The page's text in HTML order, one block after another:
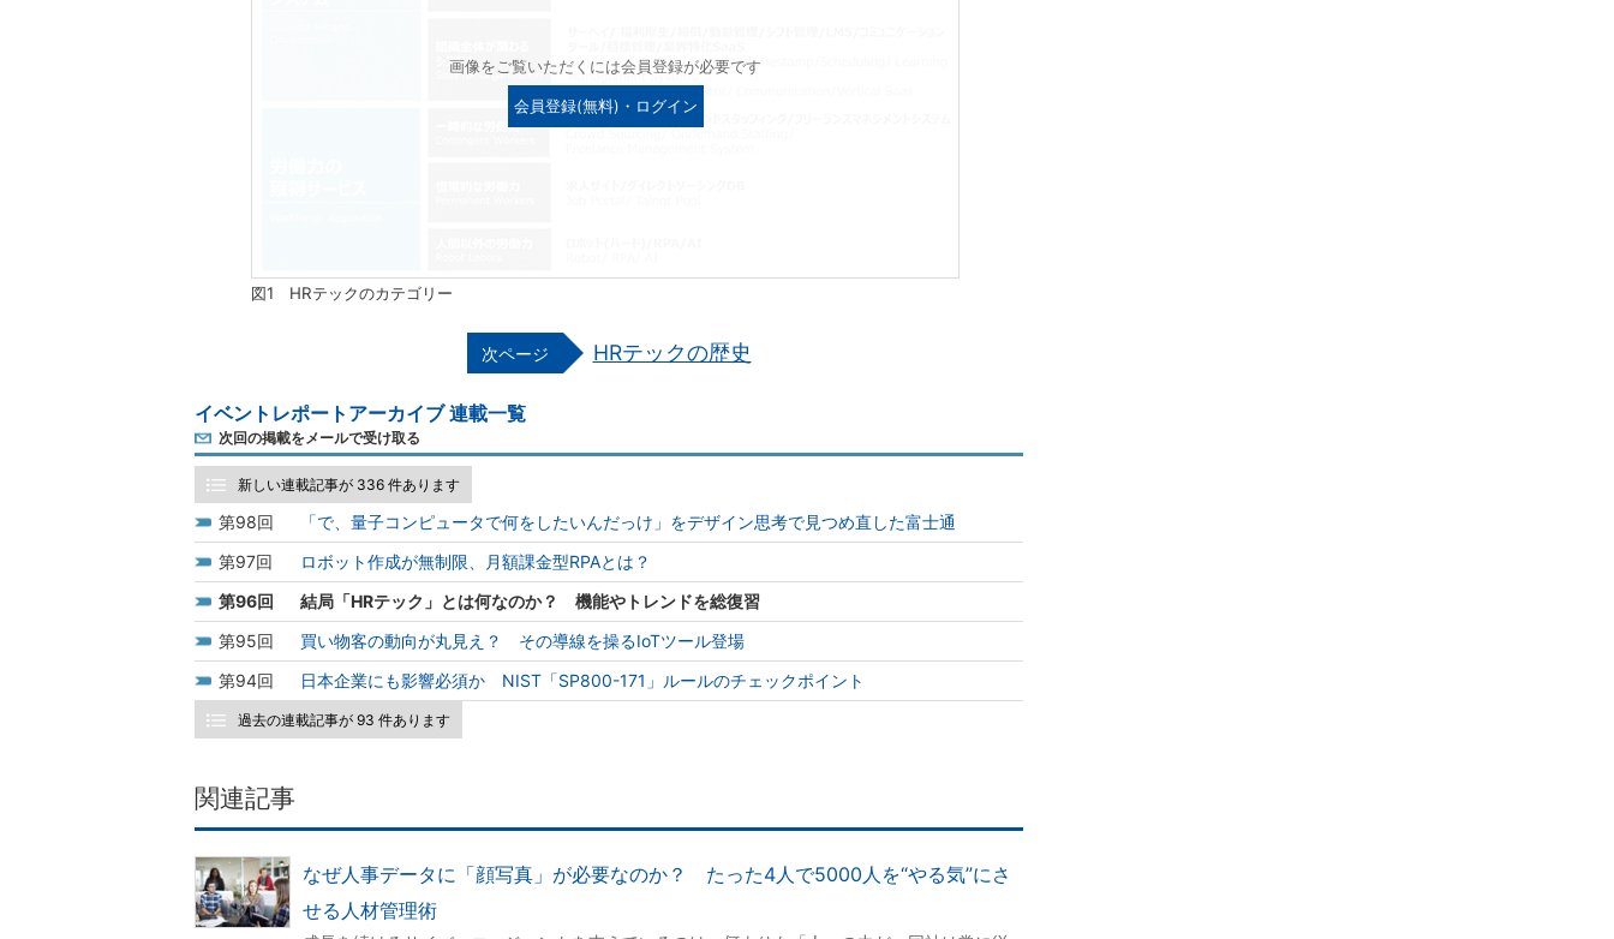
画像をご覧いただくには会員登録が必要です
会員登録(無料)・ログイン
図1 HRテックのカテゴリー
HRテックの歴史
イベントレポートアーカイブ 連載一覧
次回の掲載をメールで受け取る
新しい連載記事が 336 件あります
98
「で、量子コンピュータで何をしたいんだっけ」をデザイン思考で見つめ直した富士通
97
ロボット作成が無制限、月額課金型RPAとは？
96
結局「HRテック」とは何なのか？ 機能やトレンドを総復習
95
買い物客の動向が丸見え？ その導線を操るIoTツール登場
94
日本企業にも影響必須か NIST「SP800-171」ルールのチェックポイント
過去の連載記事が 93 件あります
関連記事
なぜ人事データに「顔写真」が必要なのか？ たった4人で5000人を“やる気”にさ
せる人材管理術